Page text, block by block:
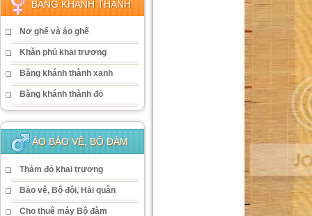
BĂNG KHÁNH THÀNH
Nơ ghế và áo ghế
Khăn phủ khai trương
Băng khánh thành xanh
Băng khánh thành đỏ
ÁO BẢO VỆ, BỘ ĐÀM
Thảm đỏ khai trương
Bảo vệ, Bộ đội, Hải quân
Cho thuê máy Bộ đàm